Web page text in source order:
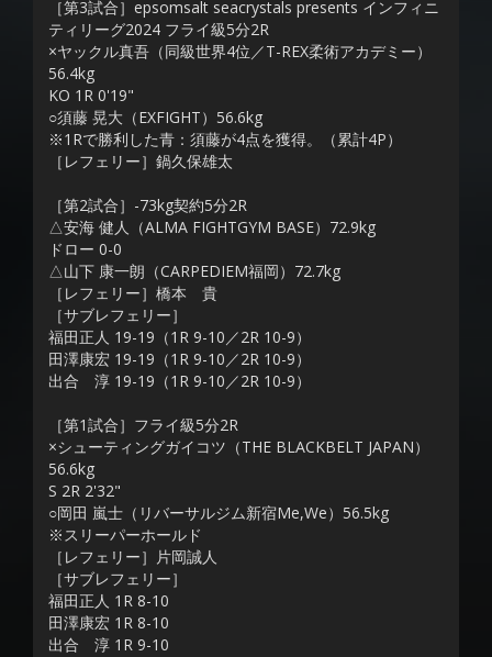
［第3試合］epsomsalt seacrystals presents インフィニ
ティリーグ2024 フライ級5分2R
×ヤックル真吾（同級世界4位／T-REX柔術アカデミー）
56.4kg
KO 1R 0'19"
○須藤 晃大（EXFIGHT）56.6kg
※1Rで勝利した青：須藤が4点を獲得。（累計4P）
［レフェリー］鍋久保雄太
［第2試合］-73kg契約5分2R
△安海 健人（ALMA FIGHTGYM BASE）72.9kg
ドロー 0-0
△山下 康一朗（CARPEDIEM福岡）72.7kg
［レフェリー］橋本 貴
［サブレフェリー］
福田正人 19-19（1R 9-10／2R 10-9）
田澤康宏 19-19（1R 9-10／2R 10-9）
出合 淳 19-19（1R 9-10／2R 10-9）
［第1試合］フライ級5分2R
×シューティングガイコツ（THE BLACKBELT JAPAN）
56.6kg
S 2R 2'32"
○岡田 嵐士（リバーサルジム新宿Me,We）56.5kg
※スリーパーホールド
［レフェリー］片岡誠人
［サブレフェリー］
福田正人 1R 8-10
田澤康宏 1R 8-10
出合 淳 1R 9-10